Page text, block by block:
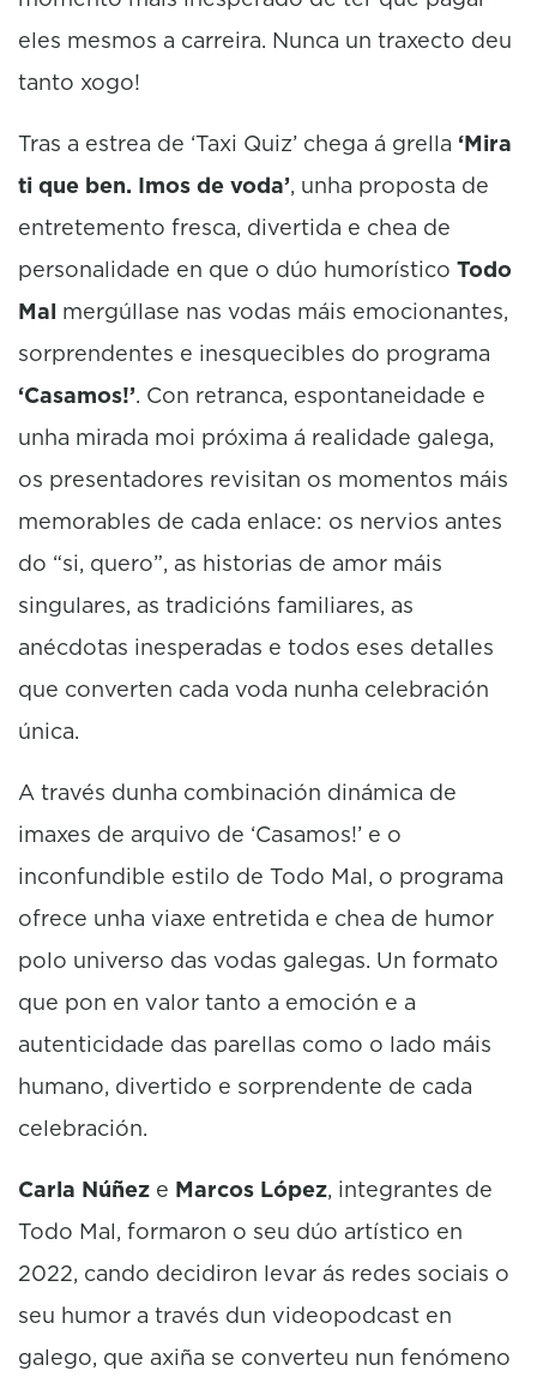
eles mesmos a carreira. Nunca un traxecto deu
tanto xogo!
Tras a estrea de ‘Taxi Quiz’ chega á grella ‘Mira
ti que ben. Imos de voda’, unha proposta de
entretemento fresca, divertida e chea de
personalidade en que o dúo humorístico Todo
Mal mergúllase nas vodas máis emocionantes,
sorprendentes e inesquecibles do programa
‘Casamos!’. Con retranca, espontaneidade e
unha mirada moi próxima á realidade galega,
os presentadores revisitan os momentos máis
memorables de cada enlace: os nervios antes
do “si, quero”, as historias de amor máis
singulares, as tradicións familiares, as
anécdotas inesperadas e todos eses detalles
que converten cada voda nunha celebración
única.
A través dunha combinación dinámica de
imaxes de arquivo de ‘Casamos!’ e o
inconfundible estilo de Todo Mal, o programa
ofrece unha viaxe entretida e chea de humor
polo universo das vodas galegas. Un formato
que pon en valor tanto a emoción e a
autenticidade das parellas como o lado máis
humano, divertido e sorprendente de cada
celebración.
Carla Núñez e Marcos López, integrantes de
Todo Mal, formaron o seu dúo artístico en
2022, cando decidiron levar ás redes sociais o
seu humor a través dun videopodcast en
galego, que axiña se converteu nun fenómeno